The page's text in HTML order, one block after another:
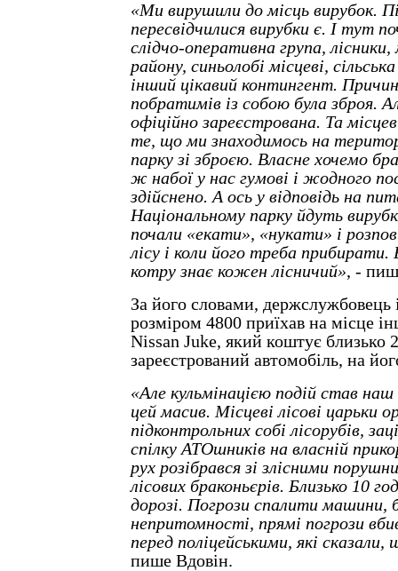
«Ми вирушили до місць вирубок.
пересвідчилися вирубки є. І тут
слідчо-оперативна група,
району, синьолобі місцеві,
інший цікавий контингент.
побратимів із собою була зброя.
офіційно зареєстрована. Та
те, що ми знаходимось на
парку зі зброєю. Власне хочемо
ж набої у нас гумові і жодного
здійснено. А ось у відповідь на
Національному парку йдуть
почали «екати», «нукати» і
лісу і коли його треба
котру знає кожен лісничий», -
За його словами, держслужбовець
розміром 4800 приїхав на місце
Nissan Juke, який коштує близько
зареєстрований автомобіль, на
«Але кульмінацією подій став
цей масив. Місцеві лісові царьки
підконтрольних собі лісорубів,
спілку АТОшників на власній
рух розібрався зі злісними
лісових браконьєрів. Близько 10
дорозі. Погрози спалити машини,
непритомності, прямі погрози
перед поліцейськими, які
пише Вдовін.